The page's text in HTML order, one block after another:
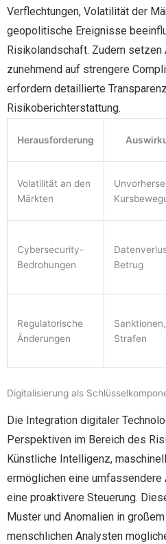
Verflechtungen, Volatilität der
geopolitische Ereignisse
Risikolandschaft. Zudem
zunehmend auf strengere
erfordern detaillierte
Risikoberichterstattung.
Herausforderung
Volatilität an den
Märkten
Cybersecurity-
Bedrohungen
Betrug
Regulatorische
Änderungen
Sanktionen,
Strafen
Digitalisierung als
Die Integration digitaler
Perspektiven im Bereich des
Künstliche Intelligenz,
ermöglichen eine umfassendere
eine proaktivere Steuerung.
Muster und Anomalien in
menschlichen Analysten